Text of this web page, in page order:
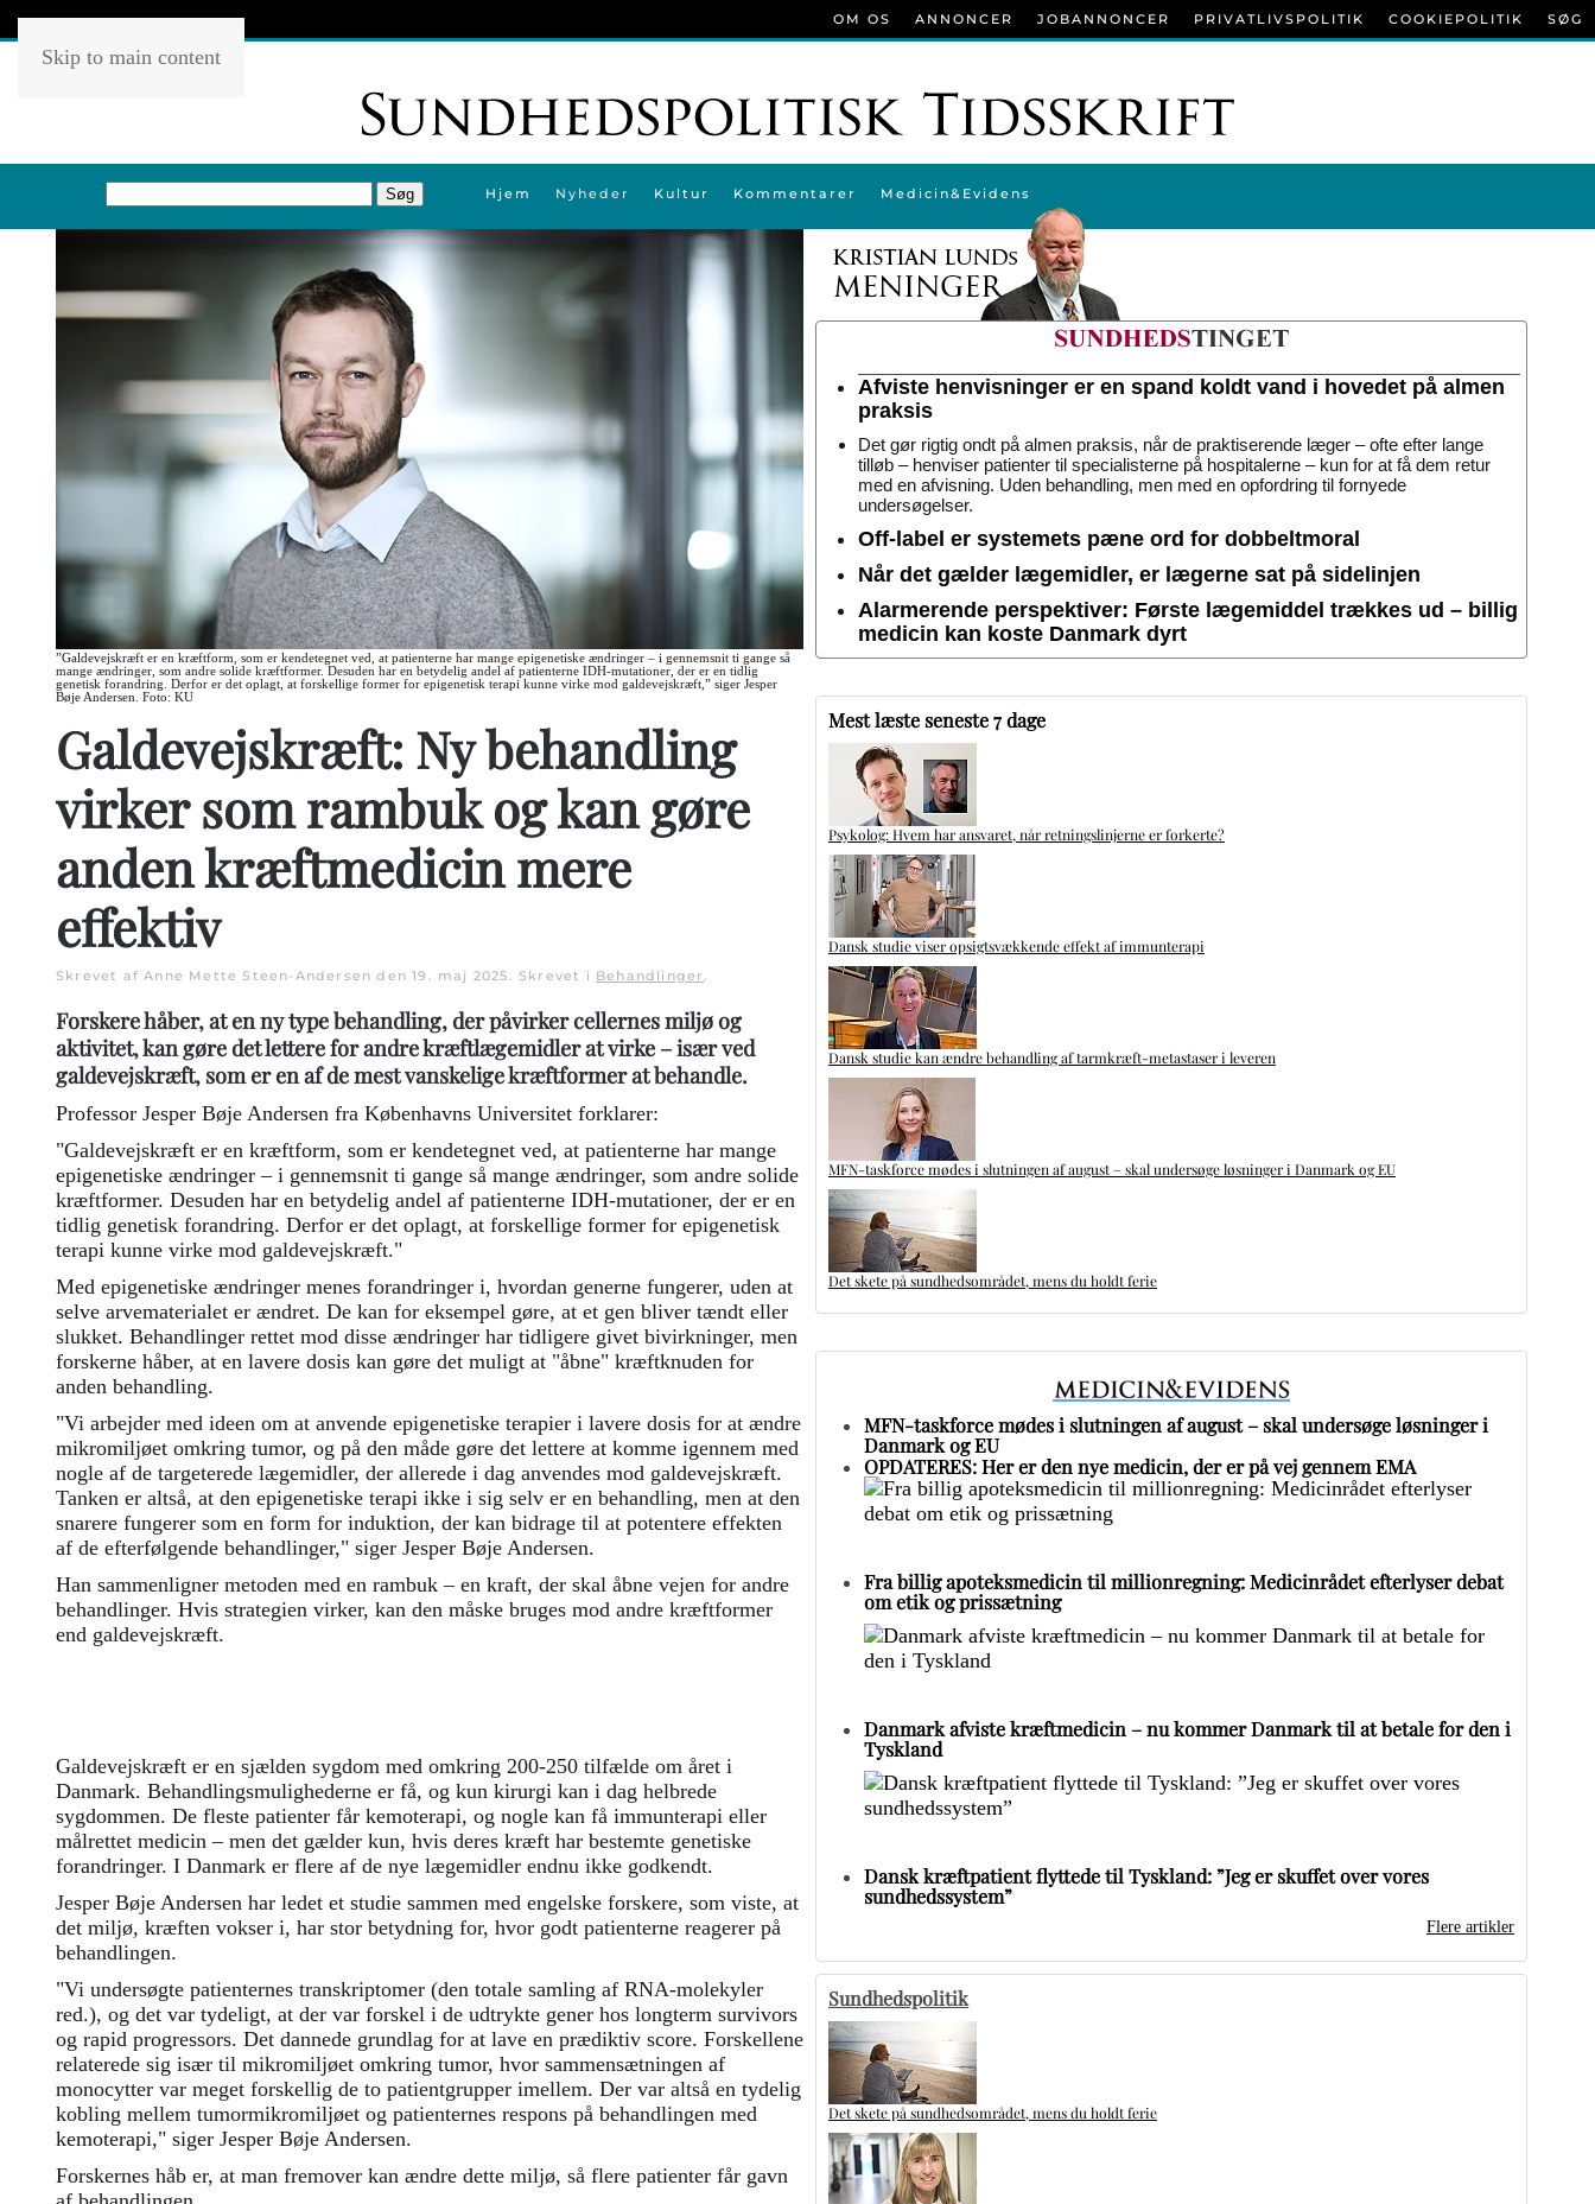
Skip to main content
Hjem Nyheder Kultur Kommentarer Medicin&Evidens
OM OS ANNONCER JOBANNONCER PRIVATLIVSPOLITIK COOKIEPOLITIK SØG
”Galdevejskræft er en kræftform, som er kendetegnet ved, at patienterne har mange epigenetiske ændringer – i gennemsnit ti gange så
mange ændringer, som andre solide kræftformer. Desuden har en betydelig andel af patienterne IDH-mutationer, der er en tidlig
genetisk forandring. Derfor er det oplagt, at forskellige former for epigenetisk terapi kunne virke mod galdevejskræft,” siger Jesper
Bøje Andersen. Foto: KU
Galdevejskræft: Ny behandling
virker som rambuk og kan gøre
anden kræftmedicin mere
effektiv
Skrevet af Anne Mette Steen-Andersen den19. maj 2025. Skrevet i Behandlinger.
Forskere håber, at en ny type behandling, der påvirker cellernes miljø og
aktivitet, kan gøre det lettere for andre kræftlægemidler at virke – især ved
galdevejskræft, som er en af de mest vanskelige kræftformer at behandle.
Professor Jesper Bøje Andersen fra Københavns Universitet forklarer:
"Galdevejskræft er en kræftform, som er kendetegnet ved, at patienterne har mange
epigenetiske ændringer – i gennemsnit ti gange så mange ændringer, som andre solide
kræftformer. Desuden har en betydelig andel af patienterne IDH-mutationer, der er en
tidlig genetisk forandring. Derfor er det oplagt, at forskellige former for epigenetisk
terapi kunne virke mod galdevejskræft."
Med epigenetiske ændringer menes forandringer i, hvordan generne fungerer, uden at
selve arvematerialet er ændret. De kan for eksempel gøre, at et gen bliver tændt eller
slukket. Behandlinger rettet mod disse ændringer har tidligere givet bivirkninger, men
forskerne håber, at en lavere dosis kan gøre det muligt at "åbne" kræftknuden for
anden behandling.
"Vi arbejder med ideen om at anvende epigenetiske terapier i lavere dosis for at ændre
mikromiljøet omkring tumor, og på den måde gøre det lettere at komme igennem med
nogle af de targeterede lægemidler, der allerede i dag anvendes mod galdevejskræft.
Tanken er altså, at den epigenetiske terapi ikke i sig selv er en behandling, men at den
snarere fungerer som en form for induktion, der kan bidrage til at potentere effekten
af de efterfølgende behandlinger," siger Jesper Bøje Andersen.
Han sammenligner metoden med en rambuk – en kraft, der skal åbne vejen for andre
behandlinger. Hvis strategien virker, kan den måske bruges mod andre kræftformer
end galdevejskræft.
Galdevejskræft er en sjælden sygdom med omkring 200-250 tilfælde om året i
Danmark. Behandlingsmulighederne er få, og kun kirurgi kan i dag helbrede
sygdommen. De fleste patienter får kemoterapi, og nogle kan få immunterapi eller
målrettet medicin – men det gælder kun, hvis deres kræft har bestemte genetiske
forandringer. I Danmark er flere af de nye lægemidler endnu ikke godkendt.
Jesper Bøje Andersen har ledet et studie sammen med engelske forskere, som viste, at
det miljø, kræften vokser i, har stor betydning for, hvor godt patienterne reagerer på
behandlingen.
"Vi undersøgte patienternes transkriptomer (den totale samling af RNA-molekyler
red.), og det var tydeligt, at der var forskel i de udtrykte gener hos longterm survivors
og rapid progressors. Det dannede grundlag for at lave en prædiktiv score. Forskellene
relaterede sig især til mikromiljøet omkring tumor, hvor sammensætningen af
monocytter var meget forskellig de to patientgrupper imellem. Der var altså en tydelig
kobling mellem tumormikromiljøet og patienternes respons på behandlingen med
kemoterapi," siger Jesper Bøje Andersen.
Forskernes håb er, at man fremover kan ændre dette miljø, så flere patienter får gavn
Afviste henvisninger er en spand koldt vand i hovedet på almen
praksis
Det gør rigtig ondt på almen praksis, når de praktiserende læger – ofte efter lange
tilløb – henviser patienter til specialisterne på hospitalerne – kun for at få dem retur
med en afvisning. Uden behandling, men med en opfordring til fornyede
undersøgelser.
Off-label er systemets pæne ord for dobbeltmoral
Når det gælder lægemidler, er lægerne sat på sidelinjen
Alarmerende perspektiver: Første lægemiddel trækkes ud – billig
medicin kan koste Danmark dyrt
Mest læste seneste 7 dage
Psykolog: Hvem har ansvaret, når retningslinjerne er forkerte?
Dansk studie viser opsigtsvækkende effekt af immunterapi
Dansk studie kan ændre behandling af tarmkræft-metastaser i leveren
MFN-taskforce mødes i slutningen af august – skal undersøge løsninger i Danmark og EU
Det skete på sundhedsområdet, mens du holdt ferie
MFN-taskforce mødes i slutningen af august – skal undersøge løsninger i
Danmark og EU
OPDATERES: Her er den nye medicin, der er på vej gennem EMA
Fra billig apoteksmedicin til millionregning: Medicinrådet efterlyser debat
om etik og prissætning
Danmark afviste kræftmedicin – nu kommer Danmark til at betale for den i
Tyskland
Dansk kræftpatient flyttede til Tyskland: ”Jeg er skuffet over vores
sundhedssystem”
Flere artikler
Sundhedspolitik
Det skete på sundhedsområdet, mens du holdt ferie